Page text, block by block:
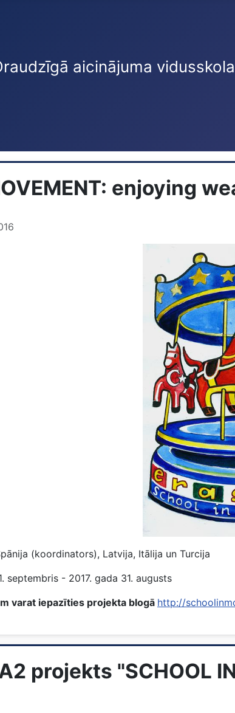
aicinājuma vidusskola
enjoying
(koordinators), Latvija, Itālija un Turcija
septembris - 2017. gada 31. augusts
varat iepazīties projekta blogā http://
projekts "SCHOOL